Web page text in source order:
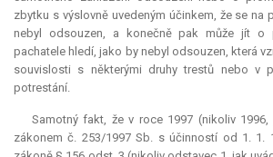
zbytku s výslovně uvedeným účinkem, že se na
nebyl odsouzen, a konečně pak může jít o
pachatele hledí, jako by nebyl odsouzen, která
souvislosti s některými druhy trestů nebo v
potrestání.
Samotný fakt, že v roce 1997 (nikoliv
zákonem č. 253/1997 Sb. s účinností od 1. 1.